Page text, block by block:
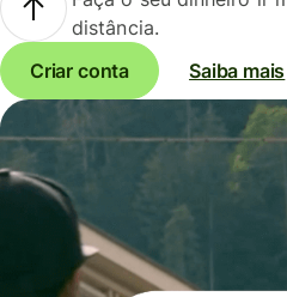
distância.
Criar conta
Saiba mais